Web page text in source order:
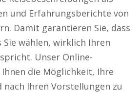
und Erfahrungsberichte von
Damit garantieren Sie, dass
Sie wählen, wirklich Ihren
Unser Online-
die Möglichkeit, Ihre
nach Ihren Vorstellungen zu